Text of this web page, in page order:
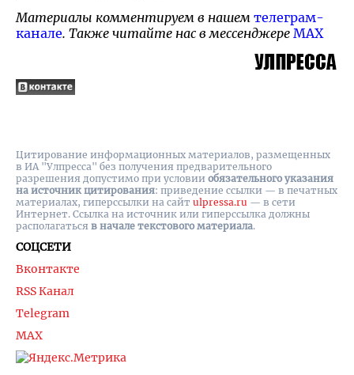
Материалы комментируем в нашем телеграм-
канале. Также читайте нас в мессенджере MAX
СОЦСЕТИ
Вконтакте
RSS Канал
Telegram
MAX
Цитирование информационных материалов, размещенных
в ИА "Улпресса" без получения предварительного
разрешения допустимо при условии обязательного указания
на источник цитирования: приведение ссылки — в печатных
материалах, гиперссылки на cайт ulpressa.ru — в сети
Интернет. Ссылка на источник или гиперссылка должны
располагаться в начале текстового материала.